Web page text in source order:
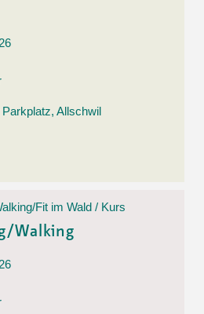
Allschwil
Fit im Wald / Kurs
Walking